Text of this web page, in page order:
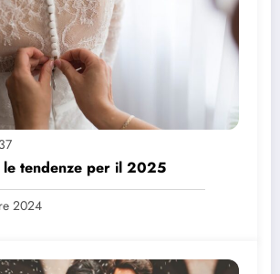
37
le tendenze per il 2025
2024